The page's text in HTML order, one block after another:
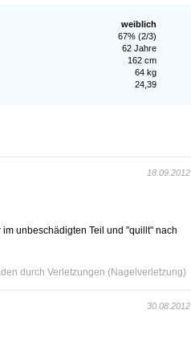
weiblich
67% (2/3)
62 Jahre
162 cm
64 kg
24,39
18.09.2012
unbeschädigten Teil und "quillt" nach
durch Verletzungen (Nagelverletzung)
30.08.2012